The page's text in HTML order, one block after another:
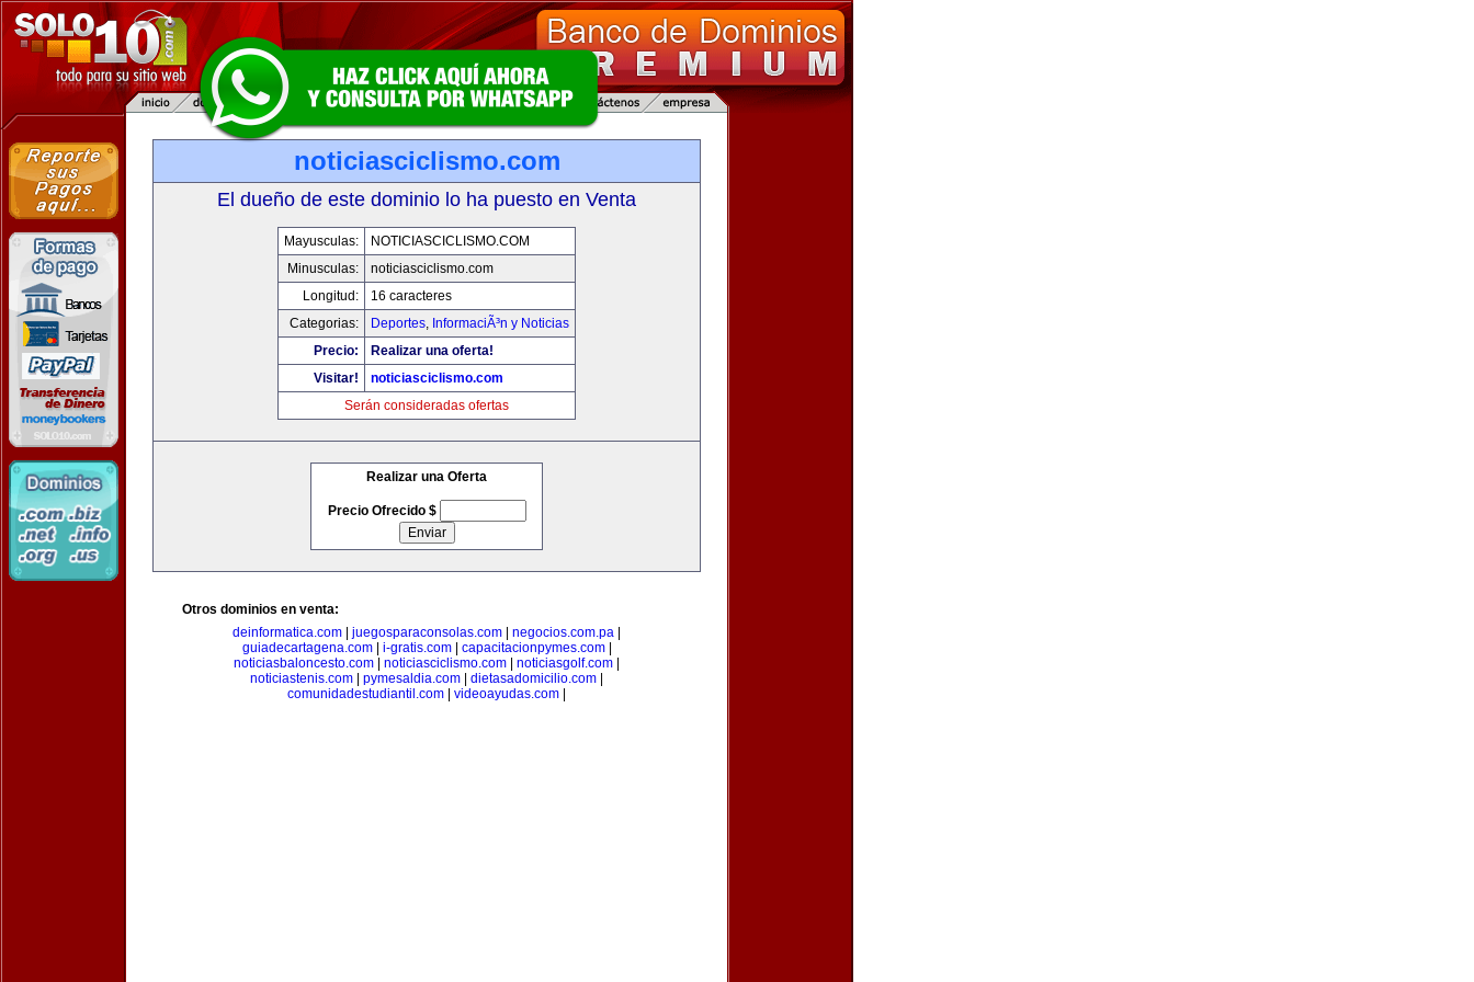
noticiasciclismo.com
El dueño de este dominio lo ha puesto en Venta
Mayusculas:
NOTICIASCICLISMO.COM
Minusculas:
noticiasciclismo.com
Longitud:
16 caracteres
Categorias:
Deportes, InformaciÃ³n y Noticias
Precio:
Realizar una oferta!
Visitar!
noticiasciclismo.com
Serán consideradas ofertas
Realizar una Oferta
Precio Ofrecido $
Otros dominios en venta:
deinformatica.com
juegosparaconsolas.com negocios.com.pa
guiadecartagena.com| i-gratis.com| capacitacionpymes.com|
noticiasbaloncesto.com
noticiasciclismo.com noticiasgolf.com
noticiastenis.com
pymesaldia.com dietasadomicilio.com
comunidadestudiantil.com
videoayudas.com